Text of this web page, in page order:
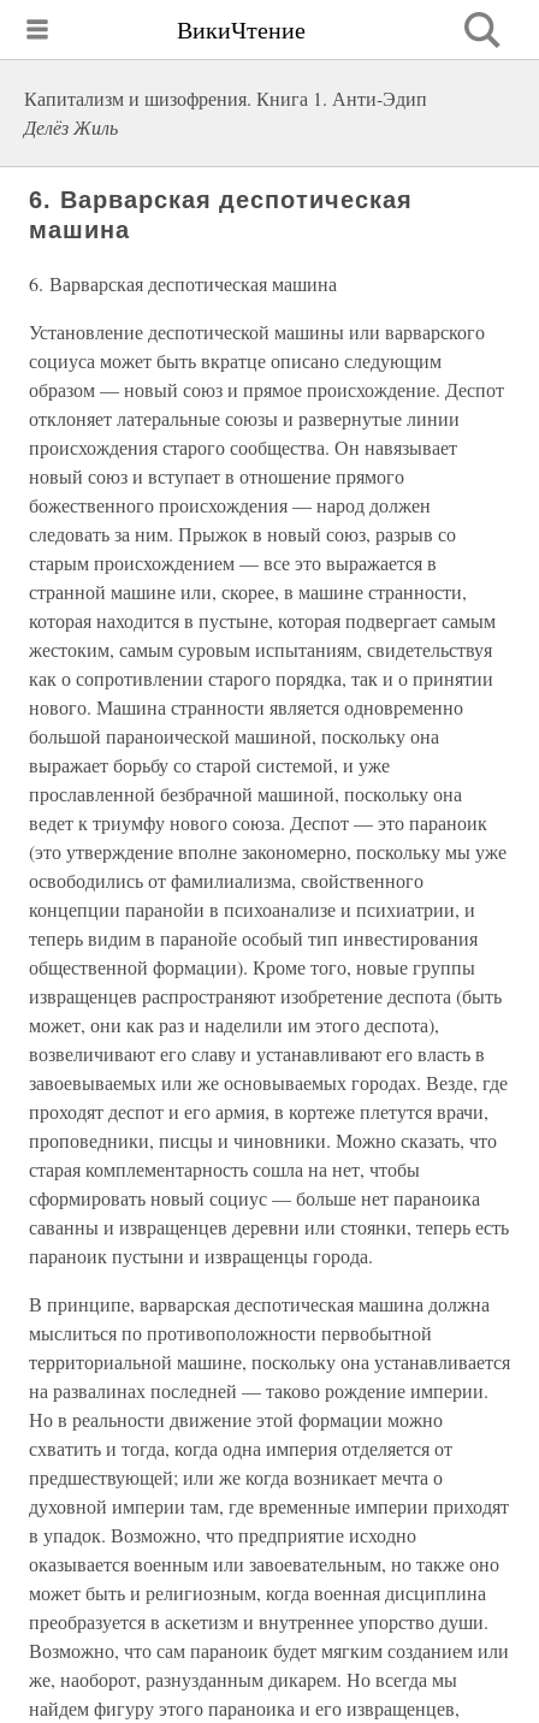
ВикиЧтение
Капитализм и шизофрения. Книга 1. Анти-Эдип
Делёз Жиль
6. Варварская деспотическая
машина
6. Варварская деспотическая машина
Установление деспотической машины или варварского
социуса может быть вкратце описано следующим
образом — новый союз и прямое происхождение. Деспот
отклоняет латеральные союзы и развернутые линии
происхождения старого сообщества. Он навязывает
новый союз и вступает в отношение прямого
божественного происхождения — народ должен
следовать за ним. Прыжок в новый союз, разрыв со
старым происхождением — все это выражается в
странной машине или, скорее, в машине странности,
которая находится в пустыне, которая подвергает самым
жестоким, самым суровым испытаниям, свидетельствуя
как о сопротивлении старого порядка, так и о принятии
нового. Машина странности является одновременно
большой параноической машиной, поскольку она
выражает борьбу со старой системой, и уже
прославленной безбрачной машиной, поскольку она
ведет к триумфу нового союза. Деспот — это параноик
(это утверждение вполне закономерно, поскольку мы уже
освободились от фамилиализма, свойственного
концепции паранойи в психоанализе и психиатрии, и
теперь видим в паранойе особый тип инвестирования
общественной формации). Кроме того, новые группы
извращенцев распространяют изобретение деспота (быть
может, они как раз и наделили им этого деспота),
возвеличивают его славу и устанавливают его власть в
завоевываемых или же основываемых городах. Везде, где
проходят деспот и его армия, в кортеже плетутся врачи,
проповедники, писцы и чиновники. Можно сказать, что
старая комплементарность сошла на нет, чтобы
сформировать новый социус — больше нет параноика
саванны и извращенцев деревни или стоянки, теперь есть
параноик пустыни и извращенцы города.
В принципе, варварская деспотическая машина должна
мыслиться по противоположности первобытной
территориальной машине, поскольку она устанавливается
на развалинах последней — таково рождение империи.
Но в реальности движение этой формации можно
схватить и тогда, когда одна империя отделяется от
предшествующей; или же когда возникает мечта о
духовной империи там, где временные империи приходят
в упадок. Возможно, что предприятие исходно
оказывается военным или завоевательным, но также оно
может быть и религиозным, когда военная дисциплина
преобразуется в аскетизм и внутреннее упорство души.
Возможно, что сам параноик будет мягким созданием или
же, наоборот, разнузданным дикарем. Но всегда мы
найдем фигуру этого параноика и его извращенцев,